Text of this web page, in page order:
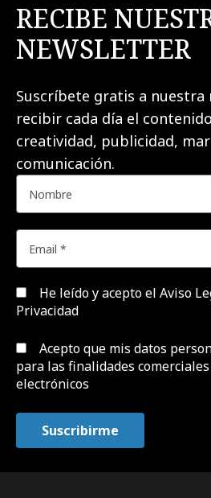
RECIBE
NEWSLETTER
Suscríbete gratis a
recibir cada día el
creatividad, publicidad,
comunicación.
He leído y acepto el Aviso
Privacidad
Acepto que mis datos
para las finalidades
electrónicos